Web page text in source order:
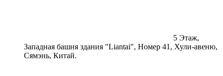
5 Этаж,
Западная башня здания "Liantai", Номер 41, Хули-авеню,
Сямэнь, Китай.